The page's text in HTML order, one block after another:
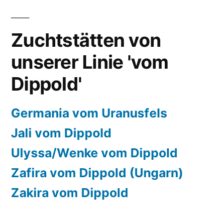
Zuchtstätten von
unserer Linie 'vom
Dippold'
Germania vom Uranusfels
Jali vom Dippold
Ulyssa/Wenke vom Dippold
Zafira vom Dippold (Ungarn)
Zakira vom Dippold